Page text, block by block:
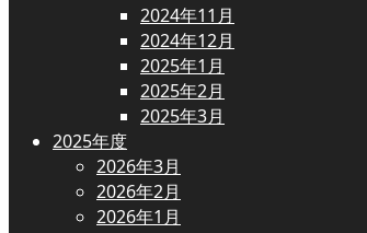
2024年11月
2024年12月
2025年1月
2025年2月
2025年3月
2025年度
2026年3月
2026年2月
2026年1月